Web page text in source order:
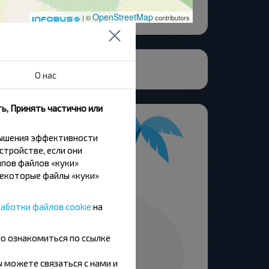
| ©OpenStreetMapcontributors
О нас
Принять частично или
эффективности
если они
файлов «куки»
файлы «куки»
файлов cookie на
ознакомиться по ссылке
можете связаться с нами и